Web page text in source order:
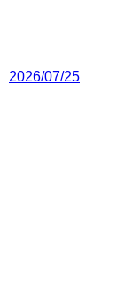
2026/07/25